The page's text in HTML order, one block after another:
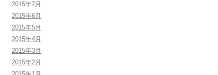
2015年7月
2015年6月
2015年5月
2015年4月
2015年3月
2015年2月